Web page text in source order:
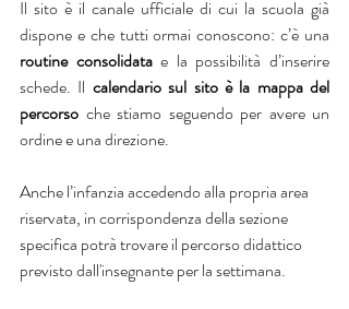
Il sito è il canale ufficiale di cui la scuola già
routine consolidata e la possibilità d’inserire
schede. Il calendario sul sito è la mappa del
percorso che stiamo seguendo per avere un
ordine e una direzione.
Anche l’infanzia accedendo alla propria area
riservata, in corrispondenza della sezione
specifica potrà trovare il percorso didattico
previsto dall'insegnante per la settimana.